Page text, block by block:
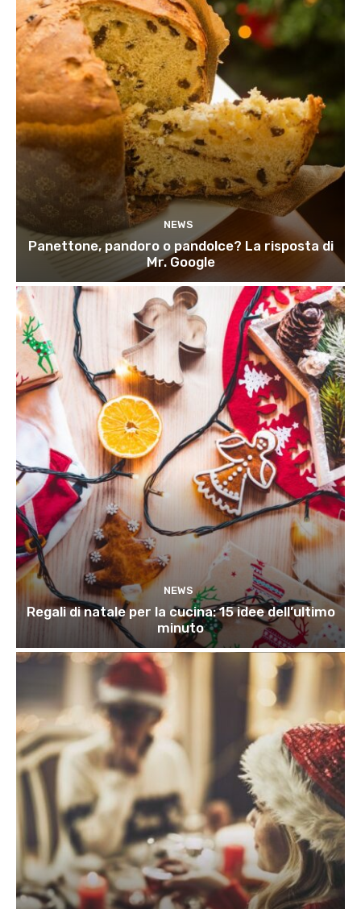
NEWS
Panettone, pandoro o pandolce? La risposta di
Mr. Google
NEWS
Regali di natale per la cucina: 15 idee dell’ultimo
minuto